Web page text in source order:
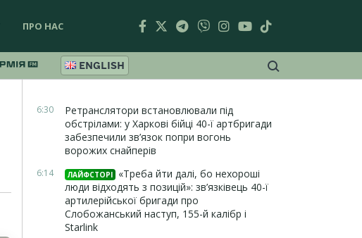
ПРО НАС
ENGLISH
6:30
Ретранслятори встановлювали під
обстрілами: у Харкові бійці 40-ї артбригади
забезпечили зв’язок попри вогонь
ворожих снайперів
6:14 ЛАЙФСТОРІ
«Треба йти далі, бо нехороші
люди відходять з позицій»: зв’язківець 40-ї
артилерійської бригади про
Слобожанський наступ, 155-й калібр і
Starlink